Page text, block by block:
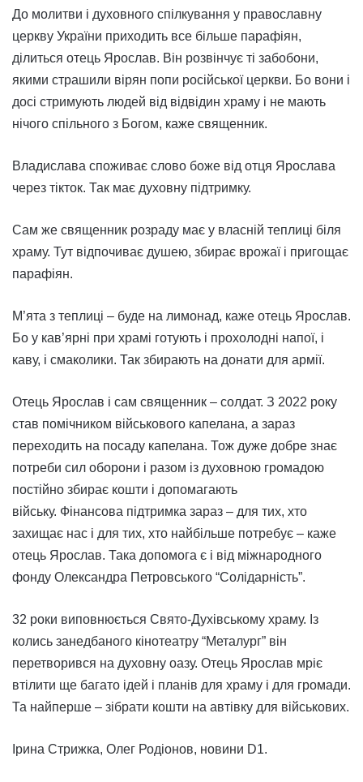
До молитви і духовного спілкування у православну
церкву України приходить все більше парафіян,
ділиться отець Ярослав. Він розвінчує ті забобони,
якими страшили вірян попи російської церкви. Бо вони і
досі стримують людей від відвідин храму і не мають
нічого спільного з Богом, каже священник.
Владислава споживає слово боже від отця Ярослава
через тікток. Так має духовну підтримку.
Сам же священник розраду має у власній теплиці біля
храму. Тут відпочиває душею, збирає врожаї і пригощає
парафіян.
М’ята з теплиці – буде на лимонад, каже отець Ярослав.
Бо у кав’ярні при храмі готують і прохолодні напої, і
каву, і смаколики. Так збирають на донати для армії.
Отець Ярослав і сам священник – солдат. З 2022 року
став помічником військового капелана, а зараз
переходить на посаду капелана. Тож дуже добре знає
потреби сил оборони і разом із духовною громадою
постійно збирає кошти і допомагають
війську. Фінансова підтримка зараз – для тих, хто
захищає нас і для тих, хто найбільше потребує – каже
отець Ярослав. Така допомога є і від міжнародного
фонду Олександра Петровського “Солідарність”.
32 роки виповнюється Свято-Духівському храму. Із
колись занедбаного кінотеатру “Металург” він
перетворився на духовну оазу. Отець Ярослав мріє
втілити ще багато ідей і планів для храму і для громади.
Та найперше – зібрати кошти на автівку для військових.
Ірина Стрижка, Олег Родіонов, новини D1.